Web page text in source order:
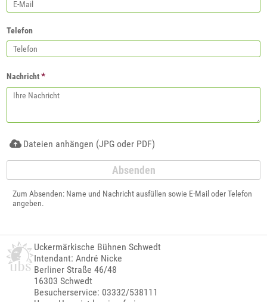
Telefon
Nachricht*
Dateien anhängen (JPG oder PDF)
Zum Absenden: Name und Nachricht ausfüllen sowie E-Mail oder Telefon
angeben.
Uckermärkische Bühnen Schwedt
Intendant: André Nicke
Berliner Straße 46/48
16303 Schwedt
Besucherservice: 03332/538111